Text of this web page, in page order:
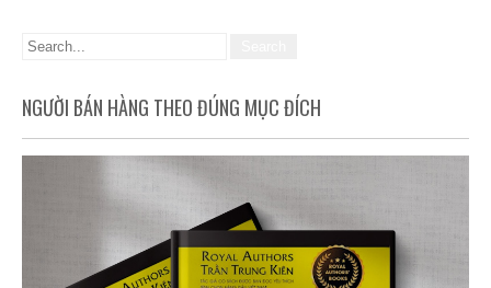
NGƯỜI BÁN HÀNG THEO ĐÚNG MỤC ĐÍCH